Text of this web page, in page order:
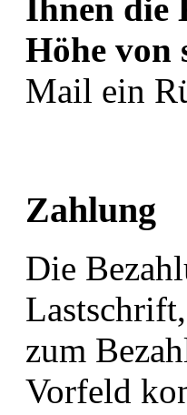
Ihnen die
Höhe von
Mail ein
Zahlung
Die
zum
Vorfeld